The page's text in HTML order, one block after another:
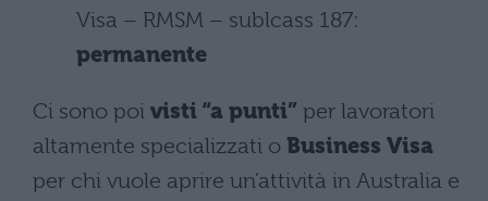
Visa – RMSM – sublcass 187:
permanente
Ci sono poi visti “a punti” per lavoratori
altamente specializzati o Business Visa
per chi vuole aprire un’attività in Australia e